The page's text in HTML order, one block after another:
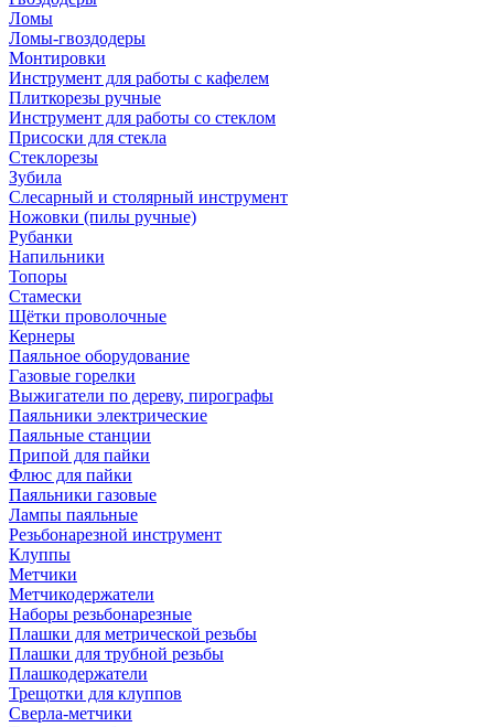
Ломы
Ломы-гвоздодеры
Монтировки
Инструмент для работы с кафелем
Плиткорезы ручные
Инструмент для работы со стеклом
Присоски для стекла
Стеклорезы
Зубила
Слесарный и столярный инструмент
Ножовки (пилы ручные)
Рубанки
Напильники
Топоры
Стамески
Щётки проволочные
Кернеры
Паяльное оборудование
Газовые горелки
Выжигатели по дереву, пирографы
Паяльники электрические
Паяльные станции
Припой для пайки
Флюс для пайки
Паяльники газовые
Лампы паяльные
Резьбонарезной инструмент
Клуппы
Метчики
Метчикодержатели
Наборы резьбонарезные
Плашки для метрической резьбы
Плашки для трубной резьбы
Плашкодержатели
Трещотки для клуппов
Сверла-метчики